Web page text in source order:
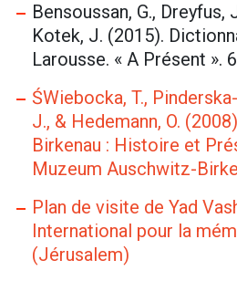
Bensoussan, G., Dreyfus,
Kotek, J. (2015).
Larousse. « A Présent ».
ŚWiebocka, T.,
J., & Hedemann, O.
Birkenau : Histoire et
Muzeum Auschwitz-
Plan de visite de Yad
International pour la
(Jérusalem)